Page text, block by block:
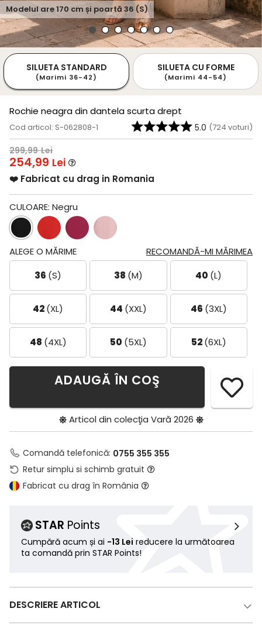
Modelul are170cm și poartă 36 (S)
SILUETA STANDARD
(Marimi 36-42)
SILUETA CU FORME
(Marimi 44-54)
Rochie neagra din dantela scurta drept
Cod articol: S-062808-1 5.0 (724 voturi)
299,99 Lei
254,99 Lei
❤️ Fabricat cu drag in Romania
CULOARE: Negru
RECOMANDĂ-MI MĂRIMEA
ALEGE O MĂRIME
36 (S) 38 (M) 40 (L)
42(XL) 44 (XXL) 46 (3XL)
48 (4XL) 50 (5XL) 52(6XL)
ADAUGĂ ÎN COŞ
Articol din colecţia Vară 2026
Comandă telefonică: 0755 355 355
Retur simplu si schimb gratuit
Fabricat cu drag în România
STAR Points
Cumpără acum și ai -13 Lei reducere la următoarea
ta comandă prin STAR Points!
DESCRIERE ARTICOL